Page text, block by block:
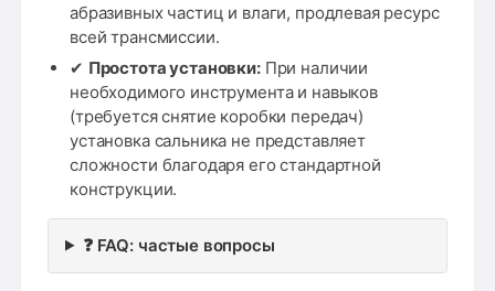
абразивных частиц и влаги, продлевая ресурс
всей трансмиссии.
✔ Простота установки:При наличии
необходимого инструмента и навыков
(требуется снятие коробки передач)
установка сальника не представляет
сложности благодаря его стандартной
конструкции.
❓ FAQ: частые вопросы